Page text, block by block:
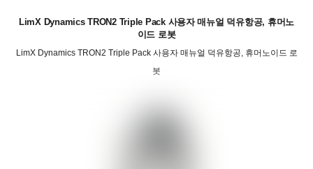
LimX Dynamics TRON2 Triple Pack 사용자 매뉴얼 덕유항공, 휴머노
이드 로봇
LimX Dynamics TRON2 Triple Pack 사용자 매뉴얼 덕유항공, 휴머노이드 로
봇